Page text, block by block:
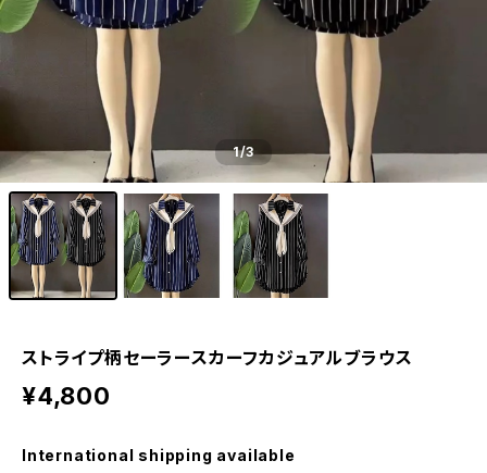
1/3
ストライプ柄セーラースカーフカジュアルブラウス
¥4,800
International shipping available